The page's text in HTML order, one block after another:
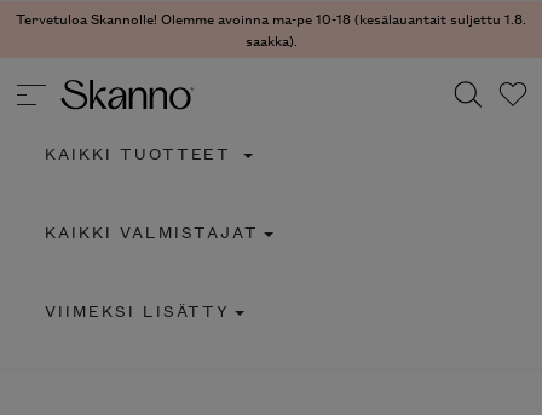
Tervetuloa Skannolle! Olemme avoinna ma-pe 10-18 (kesälauantait suljettu 1.8.
saakka).
Type 2 or more characters for results.
KAIKKI TUOTTEET
KAIKKI VALMISTAJAT
VIIMEKSI LISÄTTY